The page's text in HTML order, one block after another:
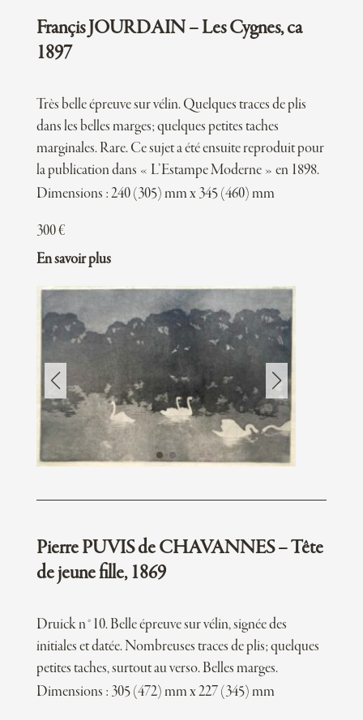
Françis JOURDAIN – Les Cygnes, ca
1897
Très belle épreuve sur vélin. Quelques traces de plis
dans les belles marges; quelques petites taches
marginales. Rare. Ce sujet a été ensuite reproduit pour
la publication dans « L’Estampe Moderne » en 1898.
Dimensions : 240 (305) mm x 345 (460) mm
300€
En savoir plus
Pierre PUVIS de CHAVANNES – Tête
de jeune fille, 1869
Druick n°10. Belle épreuve sur vélin, signée des
initiales et datée. Nombreuses traces de plis; quelques
petites taches, surtout au verso. Belles marges.
Dimensions : 305 (472) mm x 227 (345) mm